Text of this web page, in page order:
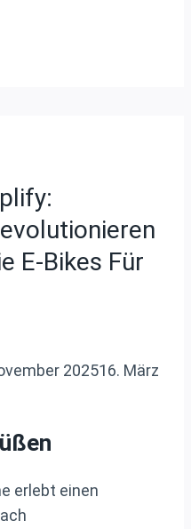
E-Bikes Für
202516. März
erlebt einen